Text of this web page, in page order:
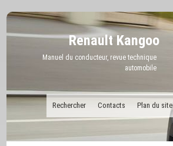
Renault Kangoo
Manuel du conducteur, revue technique
automobile
Plan du site
Contacts
Rechercher